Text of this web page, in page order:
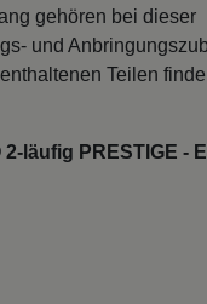
gehören bei dieser
und
Teilen
läufig PRESTIGE -